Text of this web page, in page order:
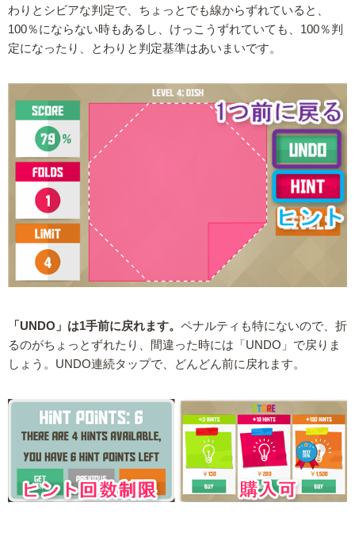
わりとシビアな判定で、ちょっとでも線からずれていると、
100％にならない時もあるし、けっこうずれていても、100％判
定になったり、とわりと判定基準はあいまいです。
「UNDO」は1手前に戻れます。 ペナルティも特にないので、折
るのがちょっとずれたり、間違った時には「UNDO」で戻りま
しょう。UNDO連続タップで、どんどん前に戻れます。